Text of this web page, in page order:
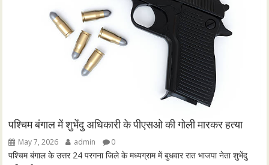
पश्चिम बंगाल में शुभेंदु अधिकारी के पीएसओ की गोली मारकर हत्या
May 7, 2026 admin 0
पश्चिम बंगाल के उत्तर 24 परगना जिले के मध्यग्राम में बुधवार रात भाजपा नेता शुभेंदु